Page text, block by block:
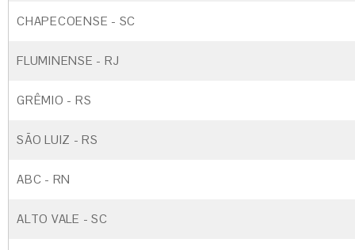
CHAPECOENSE - SC
FLUMINENSE - RJ
GRÊMIO - RS
SÃO LUIZ - RS
ABC - RN
ALTO VALE - SC